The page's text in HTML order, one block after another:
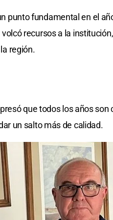
punto fundamental en el
recursos a la
región.
que todos los años son
un salto más de calidad.